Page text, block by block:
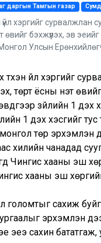
даргын Тамгын газар
хэргийг сурвалжлан
бэхжүүлэх, эв
Улсын
үйл хэргийг
ёсны үнэт өвийг
зүйлийн 1 дэх
1 дэх хэсгийг
төр эрхэмлэн
хилийн чанадад
Чингис хааны эш
хааны эш
сахиж
эрхэмлэн
эе эеэ сахин